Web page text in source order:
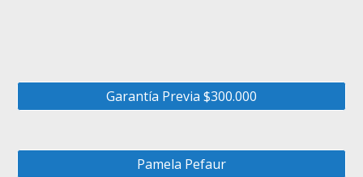
Garantía Previa $300.000
Pamela Pefaur